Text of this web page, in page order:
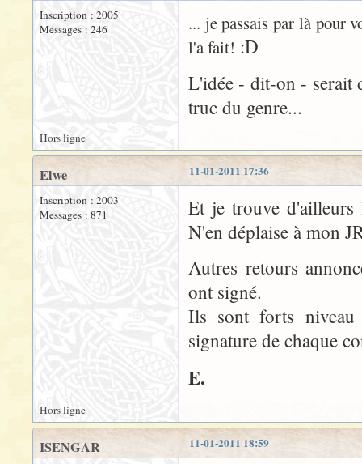
Inscription : 2005
Messages : 246
... je passais par là pour
l'a fait! :D
L'idée - dit-on -
truc du genre...
Hors ligne
11-01-2011 17:36
Elwe
Inscription : 2003
Messages : 871
Et je trouve d'ailleurs
N'en déplaise à mon
Autres retours
ont signé.
Ils sont forts
signature de chaque
E.
Hors ligne
11-01-2011 18:59
ISENGAR